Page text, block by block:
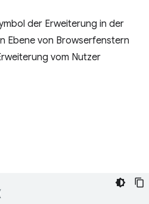
der Erweiterung in der
Ebene von Browserfenstern
vom Nutzer